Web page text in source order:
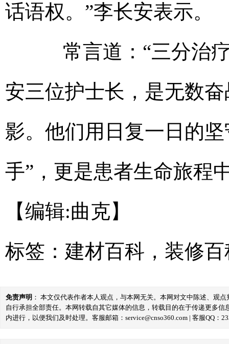
话语权。”李长安表示。
常言道：“三分治疗
安三位护士长，是无数
影。他们用日复一日的
手”，更是患者生命旅程
【编辑:曲克】
标签： 建材百科 ， 装修百
免责声明 ： 本文仅代表作者本人观点，与本网无关。本网对文中陈述、观
自行承担全部责任。本网转载自其它媒体的信息，转载目的在于传递更多
内进行，以便我们及时处理。客服邮箱：service@cnso360.com | 客服QQ：